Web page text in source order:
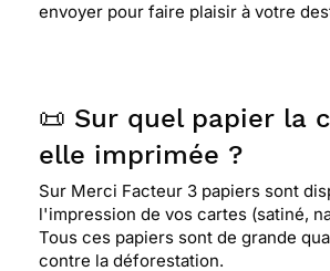
envoyer pour faire plaisir à votre
📜 Sur quel papier la
elle imprimée ?
Sur Merci Facteur 3 papiers sont
l'impression de vos cartes (satiné,
Tous ces papiers sont de grande
contre la déforestation.